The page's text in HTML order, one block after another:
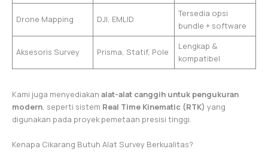
Drone Mapping DJI, EMLID
Tersedia opsi
bundle + software
Aksesoris Survey Prisma, Statif, Pole
Lengkap &
kompatibel
Kami juga menyediakan alat-alat canggih untuk pengukuran
modern, seperti sistem Real Time Kinematic (RTK) yang
digunakan pada proyek pemetaan presisi tinggi.
Kenapa Cikarang Butuh Alat Survey Berkualitas?